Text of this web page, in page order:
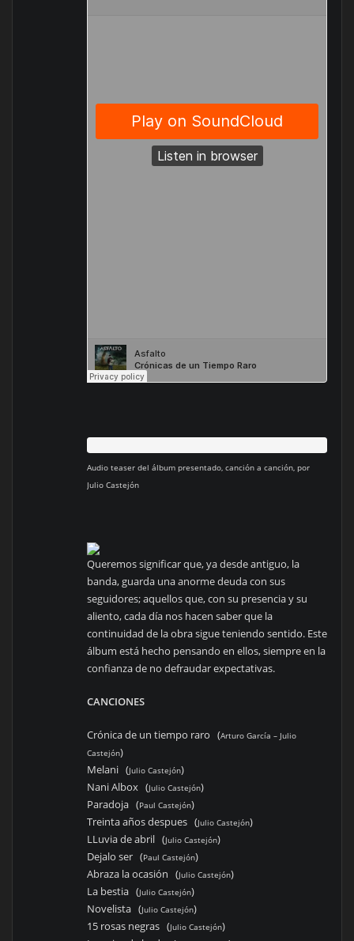
Audio teaser del álbum presentado, canción a canción, por
Julio Castejón
Queremos significar que, ya desde antiguo, la
banda, guarda una anorme deuda con sus
seguidores; aquellos que, con su presencia y su
aliento, cada día nos hacen saber que la
continuidad de la obra sigue teniendo sentido. Este
álbum está hecho pensando en ellos, siempre en la
confianza de no defraudar expectativas.
CANCIONES
Crónica de un tiempo raro (Arturo García – Julio
Castejón)
Melani (Julio Castejón)
Nani Albox (Julio Castejón)
Paradoja (Paul Castejón)
Treinta años despues (Julio Castejón)
LLuvia de abril (Julio Castejón)
Dejalo ser (Paul Castejón)
Abraza la ocasión (Julio Castejón)
La bestia (Julio Castejón)
Novelista (Julio Castejón)
15 rosas negras (Julio Castejón)